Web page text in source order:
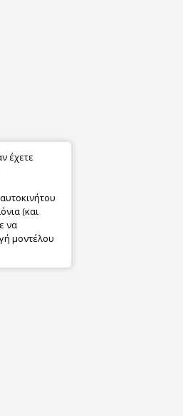
έχετε
(και
να
μοντέλου